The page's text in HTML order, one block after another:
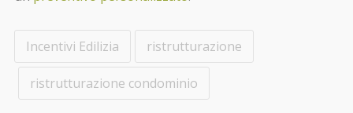
Incentivi Edilizia ristrutturazione
ristrutturazione condominio